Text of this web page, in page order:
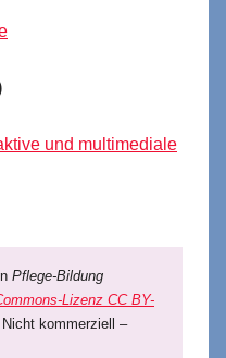
und multimediale
Pflege-Bildung
Lizenz CC BY-
kommerziell –